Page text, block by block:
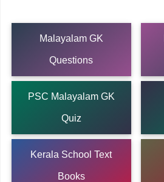
Malayalam GK
Questions
PSC Malayalam GK
Quiz
Kerala School Text
Books